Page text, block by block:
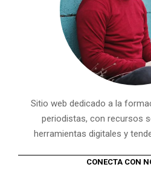
Sitio web dedicado a la
periodistas, con recursos
herramientas digitales y
CONECTA CON